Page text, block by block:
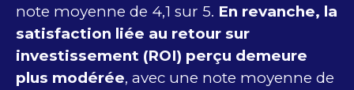
note moyenne de 4,1 sur 5. En revanche, la
satisfaction liée au retour sur
investissement (ROI) perçu demeure
plus modérée, avec une note moyenne de